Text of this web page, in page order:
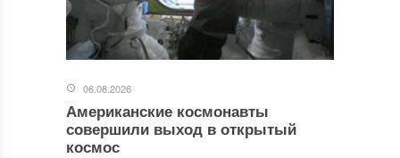
06.08.2026
Американские космонавты
совершили выход в открытый
космос